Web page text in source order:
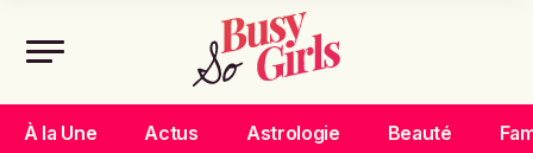
À la Une Actus Astrologie Beauté